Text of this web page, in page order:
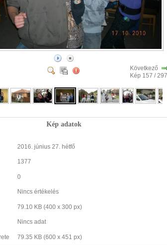
Következő
Kép 157 / 297
Kép adatok
2016. június 27. hétfő
1377
0
Nincs értékelés
79.10 KB (400 x 300 px)
Nincs adat
79.35 KB (600 x 451 px)